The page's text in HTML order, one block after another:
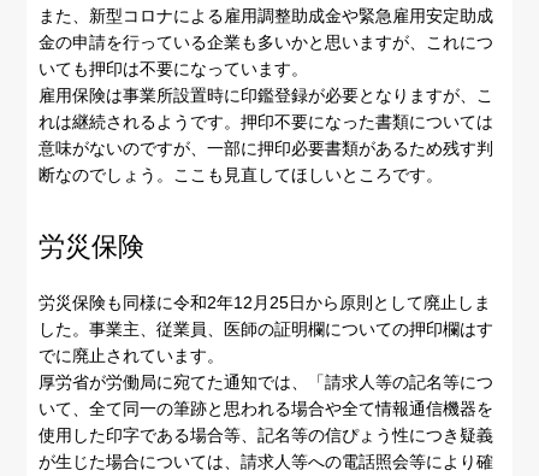
また、新型コロナによる雇用調整助成金や緊急雇用安定助成
金の申請を行っている企業も多いかと思いますが、これにつ
いても押印は不要になっています。
雇用保険は事業所設置時に印鑑登録が必要となりますが、こ
れは継続されるようです。押印不要になった書類については
意味がないのですが、一部に押印必要書類があるため残す判
断なのでしょう。ここも見直してほしいところです。
労災保険
労災保険も同様に令和2年12月25日から原則として廃止しま
した。事業主、従業員、医師の証明欄についての押印欄はす
でに廃止されています。
厚労省が労働局に宛てた通知では、「請求人等の記名等につ
いて、全て同一の筆跡と思われる場合や全て情報通信機器を
使用した印字である場合等、記名等の信ぴょう性につき疑義
が生じた場合については、請求人等への電話照会等により確